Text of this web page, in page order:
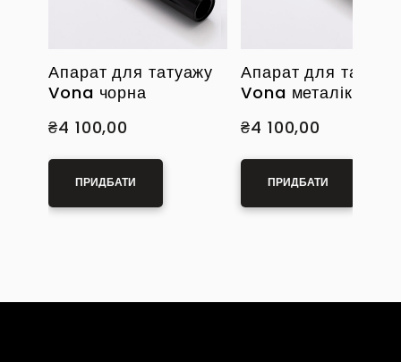
Апарат для татуажу
Vona чорна
₴4 100,00
ПРИДБАТИ
Апарат для
Vona металік
₴4 100,00
ПРИДБАТИ